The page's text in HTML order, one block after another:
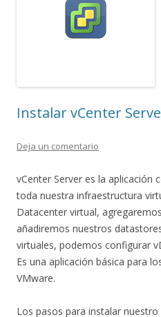
Instalar vCenter
Deja un comentario
vCenter Server es la aplicación
toda nuestra infraestructura
Datacenter virtual,
añadiremos nuestros
virtuales, podemos configurar
Es una aplicación básica para
VMware.
Los pasos para instalar